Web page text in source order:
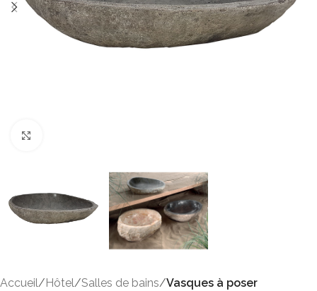
Accueil Hôtel Salles de bains Vasques à poser